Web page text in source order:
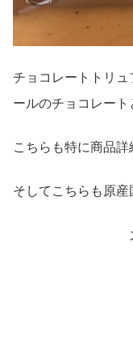
チョコレートトリ
ールのチョコレート
こちらも特に商品詳
そしてこちらも原産